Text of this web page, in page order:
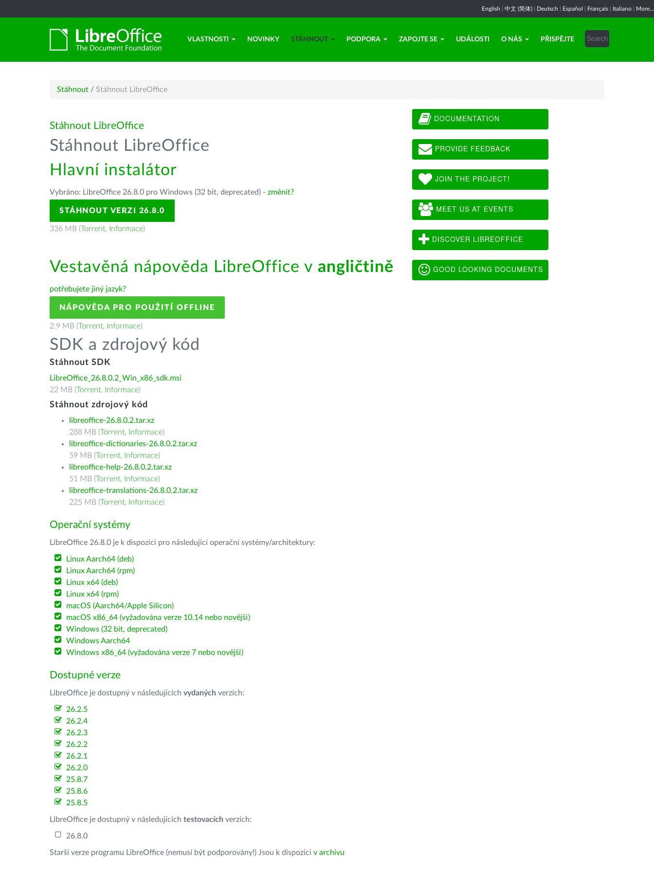
English 中文 (简体) Deutsch Español Français Italiano More...
VLASTNOSTI NOVINKY STÁHNOUT PODPORA ZAPOJTE SE UDÁLOSTI O NÁS PŘISPĚJTE
Stáhnout / Stáhnout LibreOffice
Stáhnout LibreOffice
Stáhnout LibreOffice
Hlavní instalátor
Vybráno: LibreOffice 26.8.0 pro Windows (32 bit, deprecated) - změnit?
STÁHNOUT VERZI 26.8.0
336 MB (Torrent, Informace)
Vestavěná nápověda LibreOffice v angličtině
potřebujete jiný jazyk?
NÁPOVĚDA PRO POUŽITÍ OFFLINE
2.9 MB (Torrent, Informace)
SDK a zdrojový kód
Stáhnout SDK
LibreOffice_26.8.0.2_Win_x86_sdk.msi
22 MB (Torrent, Informace)
Stáhnout zdrojový kód
libreoffice-26.8.0.2.tar.xz
288 MB (Torrent, Informace)
libreoffice-dictionaries-26.8.0.2.tar.xz
59 MB (Torrent, Informace)
libreoffice-help-26.8.0.2.tar.xz
51 MB (Torrent, Informace)
libreoffice-translations-26.8.0.2.tar.xz
225 MB (Torrent, Informace)
Operační systémy
LibreOffice 26.8.0 je k dispozici pro následující operační systémy/architektury:
Linux Aarch64 (deb)
Linux Aarch64 (rpm)
Linux x64 (deb)
Linux x64 (rpm)
macOS (Aarch64/Apple Silicon)
macOS x86_64 (vyžadována verze 10.14 nebo novější)
Windows (32 bit, deprecated)
Windows Aarch64
Windows x86_64 (vyžadována verze 7 nebo novější)
Dostupné verze
LibreOffice je dostupný v následujících vydaných verzích:
26.2.5
26.2.4
26.2.3
26.2.2
26.2.1
26.2.0
25.8.7
25.8.6
25.8.5
LibreOffice je dostupný v následujících testovacích verzích:
26.8.0
Starší verze programu LibreOffice (nemusí být podporovány!) Jsou k dispozici v archivu
DOCUMENTATION
PROVIDE FEEDBACK
JOIN THE PROJECT!
MEET US AT EVENTS
DISCOVER LIBREOFFICE
GOOD LOOKING DOCUMENTS